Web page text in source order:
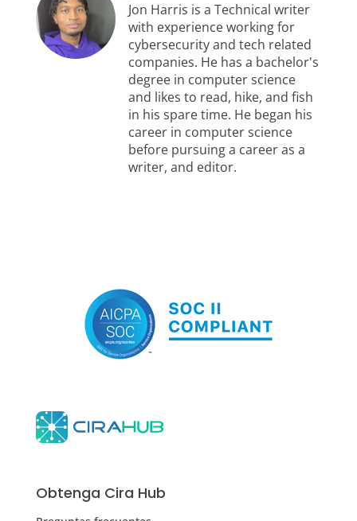
Jon Harris is a Technical writer
with experience working for
cybersecurity and tech related
companies. He has a bachelor's
degree in computer science
and likes to read, hike, and fish
in his spare time. He began his
career in computer science
before pursuing a career as a
writer, and editor.
Obtenga Cira Hub